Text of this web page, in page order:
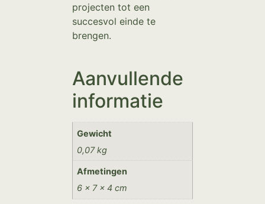
projecten tot een
succesvol einde te
brengen.
Aanvullende
informatie
Gewicht
0,07 kg
Afmetingen
6 × 7 × 4 cm